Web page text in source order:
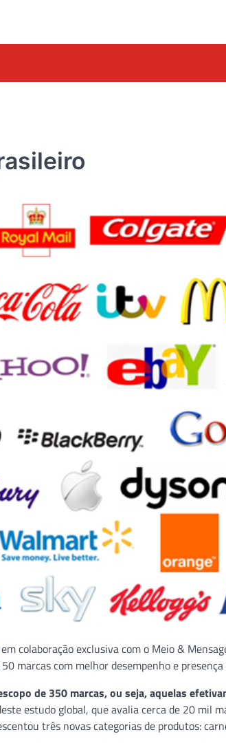
colaboração exclusiva com o Meio &
marcas com melhor desempenho e
de 350 marcas, ou seja, aquelas
estudo global, que avalia cerca de 20 mil
três novas categorias de produtos: